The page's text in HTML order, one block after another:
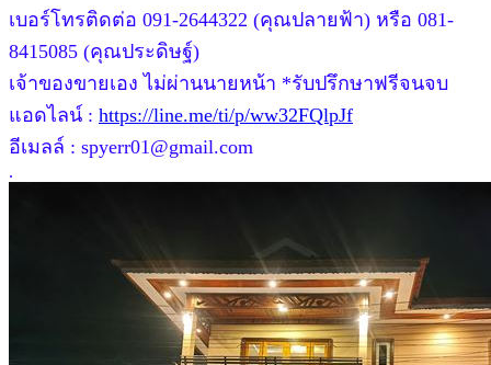
เบอร์โทรติดต่อ 091-2644322 (คุณปลายฟ้า) หรือ 081-
8415085 (คุณประดิษฐ์)
เจ้าของขายเอง ไม่ผ่านนายหน้า *รับปรึกษาฟรีจนจบ
แอดไลน์ : https://line.me/ti/p/ww32FQlpJf
อีเมลล์ : spyerr01@gmail.com
.